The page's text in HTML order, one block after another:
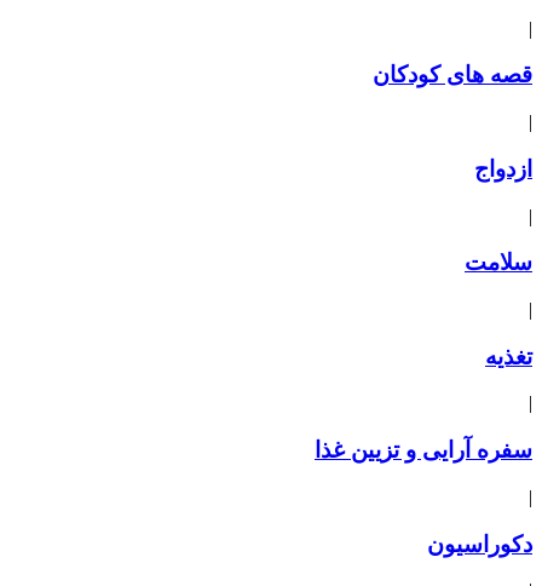
|
قصه های کودکان
|
ازدواج
|
سلامت
|
تغذیه
|
سفره آرایی و تزیین غذا
|
دکوراسیون